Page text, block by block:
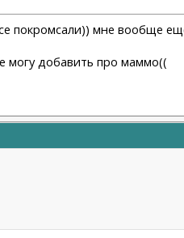
покромсали)) мне вообще
могу добавить про маммо((